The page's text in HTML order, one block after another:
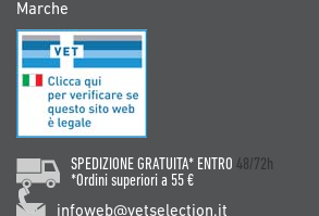
Marche
SPEDIZIONE GRATUITA* ENTRO 48/72h
*Ordini superiori a 55 €
infoweb@vetselection.it